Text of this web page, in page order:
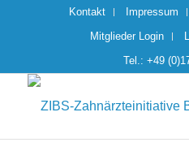
Kontakt Impressum
Mitglieder Login
Tel.: +49